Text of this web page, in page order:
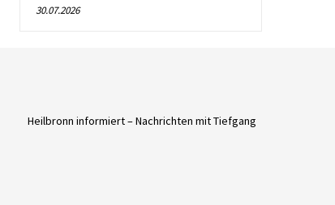
30.07.2026
Heilbronn informiert – Nachrichten mit Tiefgang